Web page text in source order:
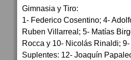
Gimnasia y Tiro:
1- Federico Cosentino; 4-
Ruben Villarreal; 5- Matías
Rocca y 10- Nicolás Rinaldi;
Suplentes: 12- Joaquín